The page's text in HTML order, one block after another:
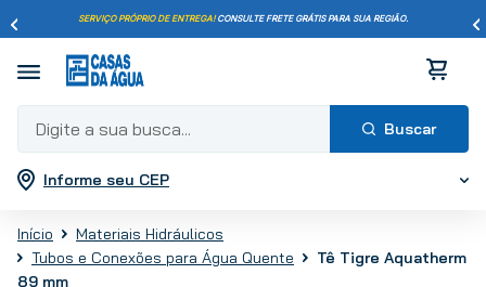
SERVIÇO PRÓPRIO DE ENTREGA!CONSULTE FRETE GRÁTIS PARA SUA REGIÃO.
Digite a sua busca...
Informe seu CEP
Materiais Hidráulicos
Tubos e Conexões para Água Quente
Tê Tigre Aquatherm
89 mm
Termos mais buscados
2
porcelanato
3º